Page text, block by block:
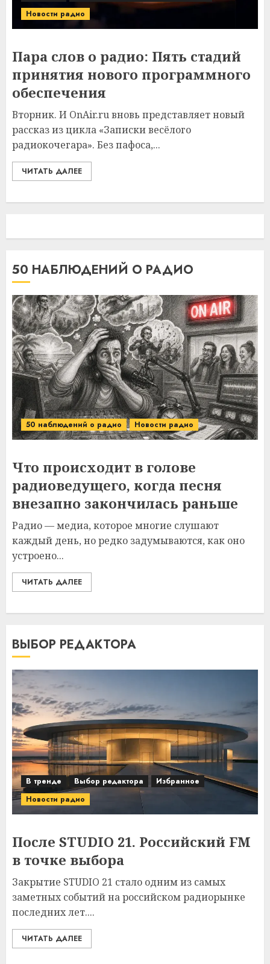
Новости радио
Пара слов о радио: Пять стадий
принятия нового программного
обеспечения
Вторник. И OnAir.ru вновь представляет новый
рассказ из цикла «Записки весёлого
радиокочегара». Без пафоса,...
ЧИТАТЬ ДАЛЕЕ
50 НАБЛЮДЕНИЙ О РАДИО
50 наблюдений о радио Новости радио
Что происходит в голове
радиоведущего, когда песня
внезапно закончилась раньше
Радио — медиа, которое многие слушают
каждый день, но редко задумываются, как оно
устроено...
ЧИТАТЬ ДАЛЕЕ
ВЫБОР РЕДАКТОРА
В тренде Выбор редактора
Избранное
Новости радио
После STUDIO 21. Российский FM
в точке выбора
Закрытие STUDIO 21 стало одним из самых
заметных событий на российском радиорынке
последних лет....
ЧИТАТЬ ДАЛЕЕ